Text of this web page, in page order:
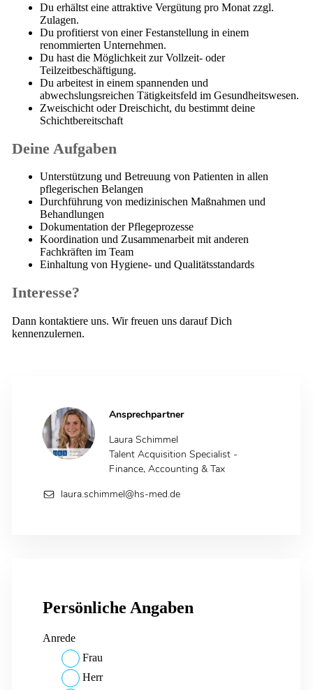
Ansprechpartner
Laura Schimmel
Talent Acquisition Specialist -
Finance, Accounting & Tax
laura.schimmel@hs-med.de
Persönliche Angaben
Anrede
Frau
Herr
Du erhältst eine attraktive Vergütung pro Monat zzgl.
Zulagen.
Du profitierst von einer Festanstellung in einem
renommierten Unternehmen.
Du hast die Möglichkeit zur Vollzeit- oder
Teilzeitbeschäftigung.
Du arbeitest in einem spannenden und
abwechslungsreichen Tätigkeitsfeld im Gesundheitswesen.
Zweischicht oder Dreischicht, du bestimmt deine
Schichtbereitschaft
Deine Aufgaben
Unterstützung und Betreuung von Patienten in allen
pflegerischen Belangen
Durchführung von medizinischen Maßnahmen und
Behandlungen
Dokumentation der Pflegeprozesse
Koordination und Zusammenarbeit mit anderen
Fachkräften im Team
Einhaltung von Hygiene- und Qualitätsstandards
Interesse?
Dann kontaktiere uns. Wir freuen uns darauf Dich
kennenzulernen.